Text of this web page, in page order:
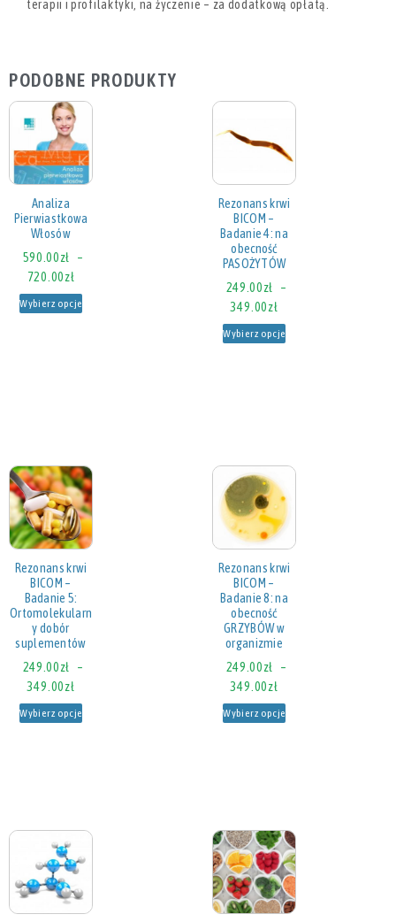
terapii i profilaktyki, na życzenie – za dodatkową opłatą.
PODOBNE PRODUKTY
Analiza
Pierwiastkowa
Włosów
590.00zł
–
720.00zł
Wybierz opcje
Rezonans krwi
BICOM –
Badanie 4: na
obecność
PASOŻYTÓW
249.00zł
–
349.00zł
Wybierz opcje
Rezonans krwi
BICOM –
Badanie 5:
Ortomolekularn
y dobór
suplementów
249.00zł
–
349.00zł
Wybierz opcje
Rezonans krwi
BICOM –
Badanie 8: na
obecność
GRZYBÓW w
organizmie
249.00zł
–
349.00zł
Wybierz opcje